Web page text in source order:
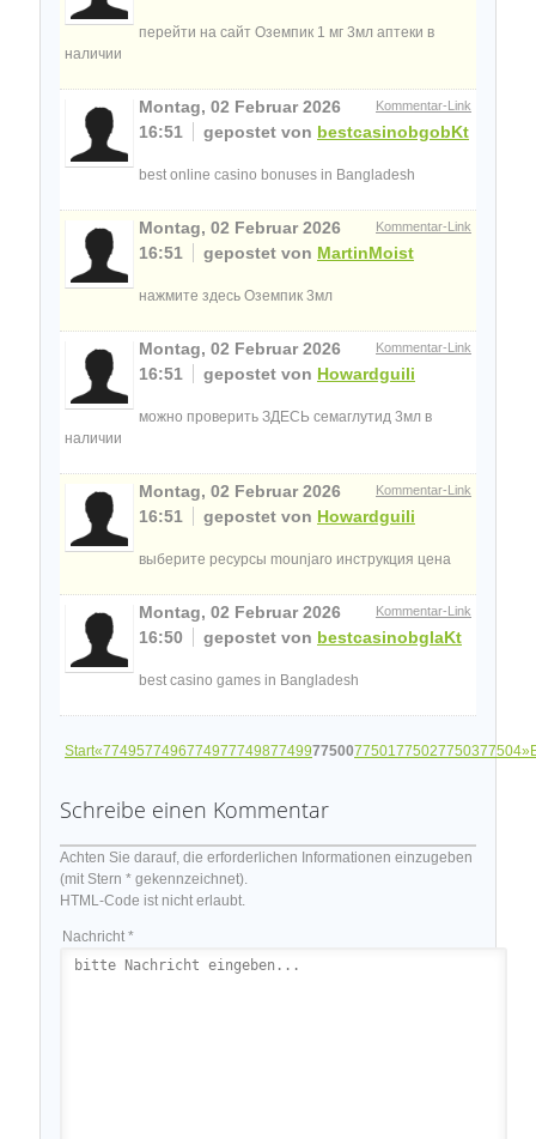
перейти на сайт Оземпик 1 мг 3мл аптеки в
наличии
Kommentar-Link
Montag, 02 Februar 2026
16:51
gepostet von bestcasinobgobKt
best online casino bonuses in Bangladesh
Kommentar-Link
Montag, 02 Februar 2026
16:51
gepostet von MartinMoist
нажмите здесь Оземпик 3мл
Kommentar-Link
Montag, 02 Februar 2026
16:51
gepostet von Howardguili
можно проверить ЗДЕСЬ семаглутид 3мл в
наличии
Kommentar-Link
Montag, 02 Februar 2026
16:51
gepostet von Howardguili
выберите ресурсы mounjaro инструкция цена
Kommentar-Link
Montag, 02 Februar 2026
16:50
gepostet von bestcasinobglaKt
best casino games in Bangladesh
Start«77495774967749777498774997750077501775027750377504»
Schreibe einen Kommentar
Achten Sie darauf, die erforderlichen Informationen einzugeben
(mit Stern * gekennzeichnet).
HTML-Code ist nicht erlaubt.
Nachricht *